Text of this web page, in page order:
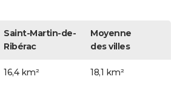
Saint-Martin-de-
Ribérac
Moyenne
des villes
16,4 km² 18,1 km²